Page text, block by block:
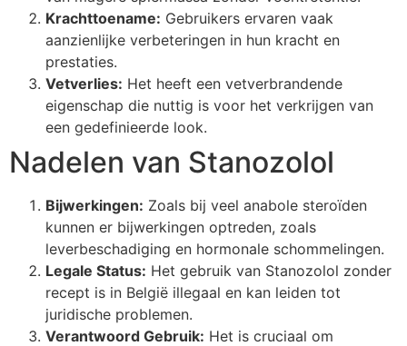
Krachttoename: Gebruikers ervaren vaak
aanzienlijke verbeteringen in hun kracht en
prestaties.
Vetverlies: Het heeft een vetverbrandende
eigenschap die nuttig is voor het verkrijgen van
een gedefinieerde look.
Nadelen van Stanozolol
Bijwerkingen: Zoals bij veel anabole steroïden
kunnen er bijwerkingen optreden, zoals
leverbeschadiging en hormonale schommelingen.
Legale Status: Het gebruik van Stanozolol zonder
recept is in België illegaal en kan leiden tot
juridische problemen.
Verantwoord Gebruik: Het is cruciaal om